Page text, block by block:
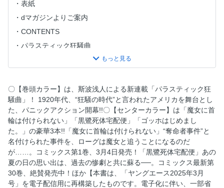
表紙
dマガジンよりご案内
CONTENTS
パラスティック狂騒曲
魔女に首輪は付けられない
雨宮兄弟の骨董事件簿
黒鷺死体宅配便
異世界居酒屋「のぶ」
ゴッホはじめました。
Beast of Man ～デスメタル魔人伝 地獄のライブ拷問黙示録
～
理想のヒモ生活
〇【巻頭カラー】は、斯波浅人による新連載「パラスティック狂
騒曲」！ 1920年代、“狂騒の時代”と言われたアメリカを舞台とし
た、パニックアクション開幕!!〇【センターカラー】は「魔女に首
輪は付けられない」「黒鷺死体宅配便」「ゴッホはじめまし
た。」の豪華3本!!「魔女に首輪は付けられない」“奪命者事件”と
名付けられた事件を、ローグは魔女と追うことになるのだ
が……。コミックス第1巻、3月4日発売！「黒鷺死体宅配便」あの
夏の日の思い出は、過去の惨劇と共に蘇る──。コミックス最新第
30巻、絶賛発売中！ほか【本書は、「ヤングエース2025年3月
号」を電子配信用に再構築したものです。電子化に伴い、一部省